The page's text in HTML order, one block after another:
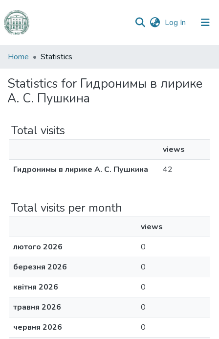
Log In (current)
Communities
Collections
All of DSpace
Home Statistics
Statistics for Гидронимы в лирике
А. С. Пушкина
Total visits
views
Гидронимы в лирике А. С. Пушкина
42
Total visits per month
views
лютого 2026
0
березня 2026
0
квітня 2026
0
травня 2026
0
червня 2026
0